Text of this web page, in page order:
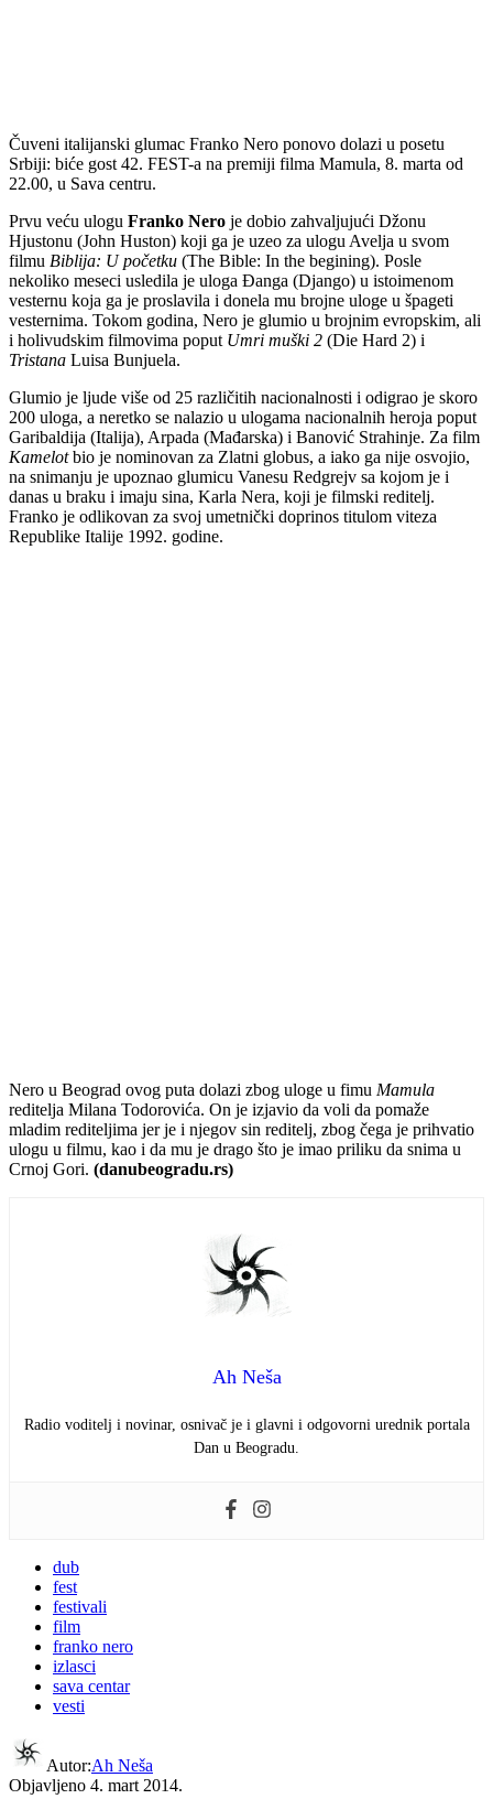
Čuveni italijanski glumac Franko Nero ponovo dolazi u posetu
Srbiji: biće gost 42. FEST-a na premiji filma Mamula, 8. marta od
22.00, u Sava centru.
Prvu veću ulogu Franko Nero je dobio zahvaljujući Džonu
Hjustonu (John Huston) koji ga je uzeo za ulogu Avelja u svom
filmu Biblija: U početku (The Bible: In the begining). Posle
nekoliko meseci usledila je uloga Đanga (Django) u istoimenom
vesternu koja ga je proslavila i donela mu brojne uloge u špageti
vesternima. Tokom godina, Nero je glumio u brojnim evropskim, ali
i holivudskim filmovima poput Umri muški 2 (Die Hard 2) i
Tristana Luisa Bunjuela.
Glumio je ljude više od 25 različitih nacionalnosti i odigrao je skoro
200 uloga, a neretko se nalazio u ulogama nacionalnih heroja poput
Garibaldija (Italija), Arpada (Mađarska) i Banović Strahinje. Za film
Kamelotbio je nominovan za Zlatni globus, a iako ga nije osvojio,
na snimanju je upoznao glumicu Vanesu Redgrejv sa kojom je i
danas u braku i imaju sina, Karla Nera, koji je filmski reditelj.
Franko je odlikovan za svoj umetnički doprinos titulom viteza
Republike Italije 1992. godine.
Nero u Beograd ovog puta dolazi zbog uloge u fimu Mamula
reditelja Milana Todorovića. On je izjavio da voli da pomaže
mladim rediteljima jer je i njegov sin reditelj, zbog čega je prihvatio
ulogu u filmu, kao i da mu je drago što je imao priliku da snima u
Crnoj Gori. (danubeogradu.rs)
Ah Neša
Radio voditelj i novinar, osnivač je i glavni i odgovorni urednik portala
Dan u Beogradu.
dub
fest
festivali
film
franko nero
izlasci
sava centar
vesti
Autor:Ah Neša
Objavljeno 4. mart 2014.